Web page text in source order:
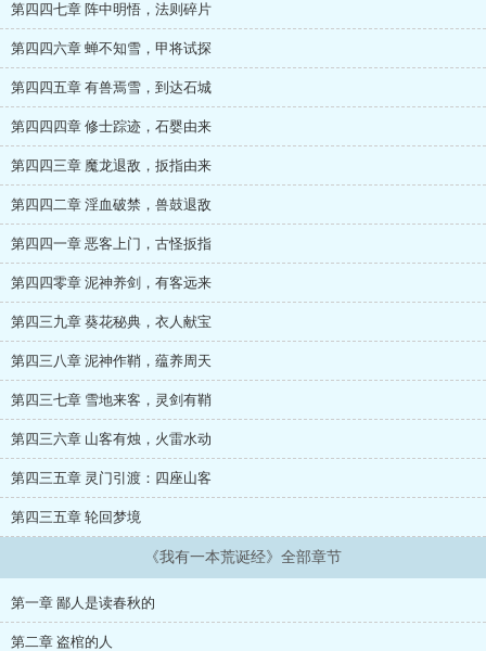
第四四七章 阵中明悟，法则碎片
第四四六章 蝉不知雪，甲将试探
第四四五章 有兽焉雪，到达石城
第四四四章 修士踪迹，石婴由来
第四四三章 魔龙退敌，扳指由来
第四四二章 淫血破禁，兽鼓退敌
第四四一章 恶客上门，古怪扳指
第四四零章 泥神养剑，有客远来
第四三九章 葵花秘典，衣人献宝
第四三八章 泥神作鞘，蕴养周天
第四三七章 雪地来客，灵剑有鞘
第四三六章 山客有烛，火雷水动
第四三五章 灵门引渡：四座山客
第四三五章 轮回梦境
《我有一本荒诞经》全部章节
第一章 鄙人是读春秋的
第二章 盗棺的人